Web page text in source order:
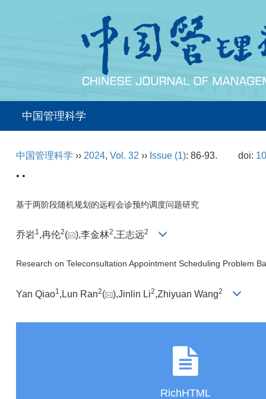
中国管理科学
中国管理科学 ›› 2024, Vol. 32 ›› Issue (1): 86-93. doi:
• •
基于两阶段随机规划的远程会诊预约调度问题研究
乔岩1,冉伦2( ),李金林2,王志远2
Research on Teleconsultation Appointment Scheduling Problem
Yan Qiao1 ,Lun Ran2( ),Jinlin Li2,Zhiyuan Wang2
RichHTML